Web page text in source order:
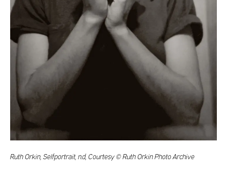
Ruth Orkin, Selfportrait, n.d, Courtesy © Ruth Orkin Photo Archive